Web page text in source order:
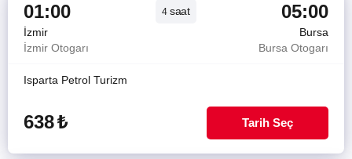
01:00 4 saat 05:00
İzmir
Bursa
İzmir Otogarı
Bursa Otogarı
Isparta Petrol Turizm
638₺ Tarih Seç